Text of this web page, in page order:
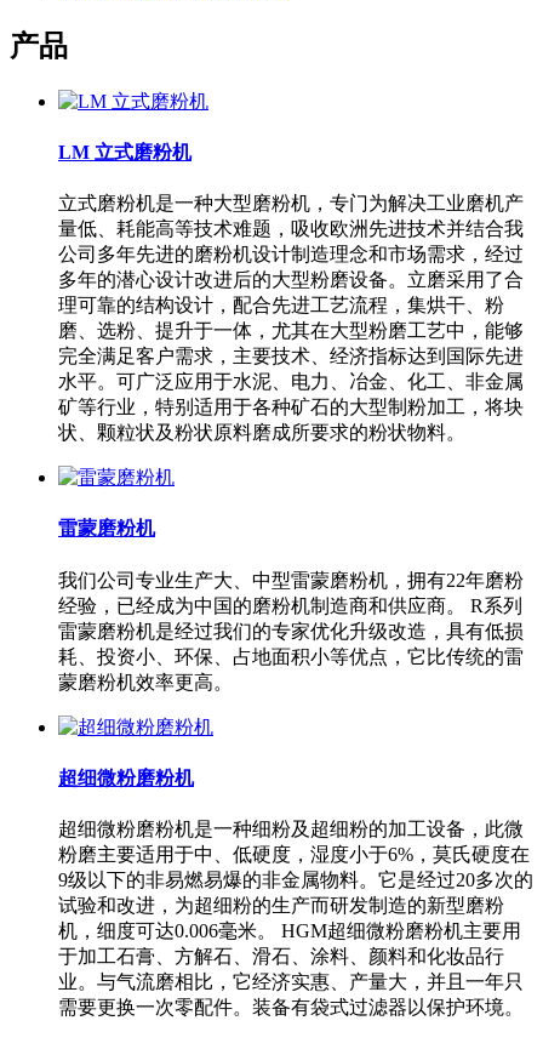
产品
LM 立式磨粉机
立式磨粉机是一种大型磨粉机，专门为解决工业磨机产
量低、耗能高等技术难题，吸收欧洲先进技术并结合我
公司多年先进的磨粉机设计制造理念和市场需求，经过
多年的潜心设计改进后的大型粉磨设备。立磨采用了合
理可靠的结构设计，配合先进工艺流程，集烘干、粉
磨、选粉、提升于一体，尤其在大型粉磨工艺中，能够
完全满足客户需求，主要技术、经济指标达到国际先进
水平。可广泛应用于水泥、电力、冶金、化工、非金属
矿等行业，特别适用于各种矿石的大型制粉加工，将块
状、颗粒状及粉状原料磨成所要求的粉状物料。
雷蒙磨粉机
我们公司专业生产大、中型雷蒙磨粉机，拥有22年磨粉
经验，已经成为中国的磨粉机制造商和供应商。 R系列
雷蒙磨粉机是经过我们的专家优化升级改造，具有低损
耗、投资小、环保、占地面积小等优点，它比传统的雷
蒙磨粉机效率更高。
超细微粉磨粉机
超细微粉磨粉机是一种细粉及超细粉的加工设备，此微
粉磨主要适用于中、低硬度，湿度小于6%，莫氏硬度在
9级以下的非易燃易爆的非金属物料。它是经过20多次的
试验和改进，为超细粉的生产而研发制造的新型磨粉
机，细度可达0.006毫米。 HGM超细微粉磨粉机主要用
于加工石膏、方解石、滑石、涂料、颜料和化妆品行
业。与气流磨相比，它经济实惠、产量大，并且一年只
需要更换一次零配件。装备有袋式过滤器以保护环境。